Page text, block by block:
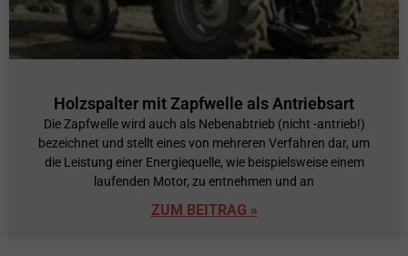
Holzspalter mit Zapfwelle als Antriebsart
Die Zapfwelle wird auch als Nebenabtrieb (nicht -antrieb!)
bezeichnet und stellt eines von mehreren Verfahren dar, um
die Leistung einer Energiequelle, wie beispielsweise einem
laufenden Motor, zu entnehmen und an
ZUM BEITRAG »